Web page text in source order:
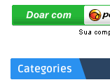
Categories